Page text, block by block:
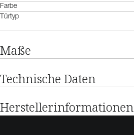
Farbe
Türtyp
Maße
Technische Daten
Herstellerinformationen